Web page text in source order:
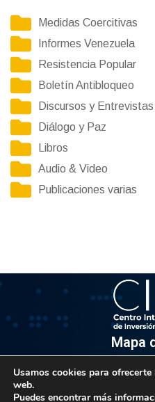
Medidas Coercitivas
Informes Venezuela
Resistencia Popular
Boletín Antibloqueo
Discursos y Entrevistas
Diálogo y Paz
Libros
Audio & Video
Publicaciones varias
Mapa
Av. Venezuela, Edif.
Usamos cookies para
web.
Puedes encontrar más